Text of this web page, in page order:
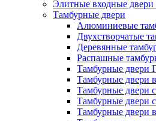
Элитные входные двери
Тамбурные двери
Алюминиевые
Двухстворчатые
Деревянные
Распашные
Тамбурные двери
Тамбурные двери
Тамбурные двери
Тамбурные двери
Тамбурные двери